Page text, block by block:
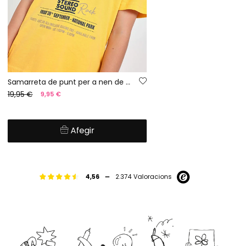
Samarreta de punt per a nen de color groc
19,95 €
9,95 €
Afegir
4,56 - 2.374 Valoracions